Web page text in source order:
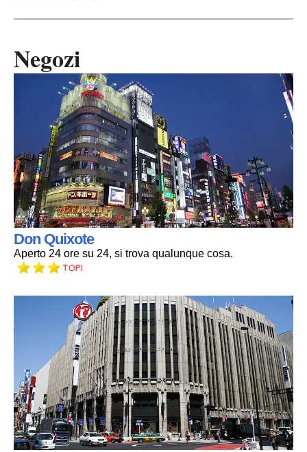
Negozi
Don Quixote
Aperto 24 ore su 24, si trova qualunque cosa.